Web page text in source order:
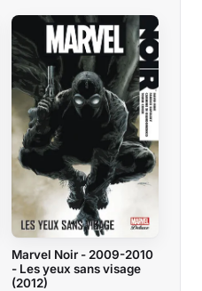
Marvel Noir - 2009-2010
- Les yeux sans visage
(2012)